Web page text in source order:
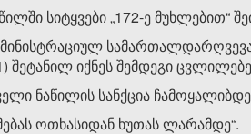
სიტყვები „172-ე მუხლებით“
შეტანილ იქნეს შემდეგი
ნაწილის სანქცია
ოთხასიდან ხუთას ლარამდე“.